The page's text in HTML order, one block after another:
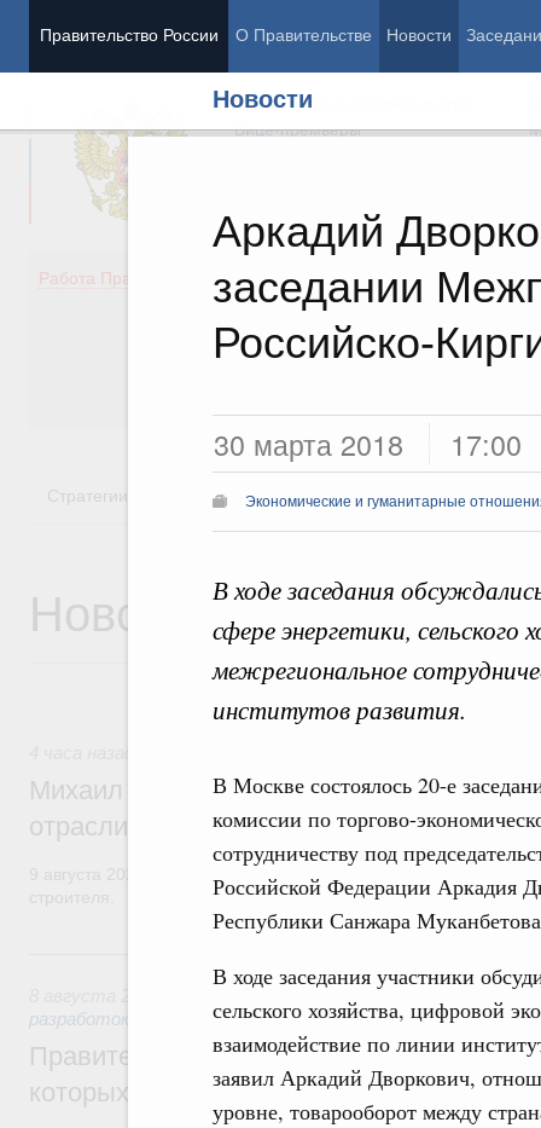
Правительство России О Правительстве Новости
Новости
Аркадий
заседании
Российско-
30 марта 2018 17:00
Экономические и гуманитарные
В ходе заседания
сфере энергетики,
межрегиональное
институтов развития.
В Москве состоялось 20-е
комиссии по торгово-
сотрудничеству под
Российской Федерации Аркадия
Республики Санжара
В ходе заседания участники
сельского хозяйства, цифровой
взаимодействие по линии
заявил Аркадий Дворкович,
уровне, товарооборот между
Председатель Правительства
Вице-премьеры
Работа Правительства
Демография
Здоровье
Образование
Культура
Стратегии Государственные программы
Новости
Михаил Мишустин поздравил
отрасли с профессиональным
Государственная политика в сфере
разработок
Правительство расширило перечень
которых освобождаются от НДФЛ